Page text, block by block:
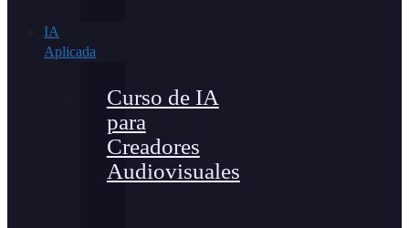
IA
Aplicada
Curso de IA
para
Creadores
Audiovisuales